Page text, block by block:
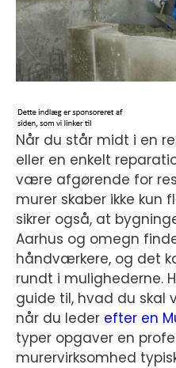
Når du står midt i en
eller en enkelt
være afgørende for
murer skaber ikke kun
sikrer også, at
Aarhus og omegn
håndværkere, og det
rundt i mulighederne.
guide til, hvad du
når du leder efter en
typer opgaver en
murervirksomhed